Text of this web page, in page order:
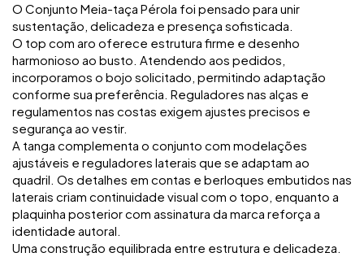
O Conjunto Meia-taça Pérola foi pensado para unir
sustentação, delicadeza e presença sofisticada.
O top com aro oferece estrutura firme e desenho
harmonioso ao busto. Atendendo aos pedidos,
incorporamos o bojo solicitado, permitindo adaptação
conforme sua preferência. Reguladores nas alças e
regulamentos nas costas exigem ajustes precisos e
segurança ao vestir.
A tanga complementa o conjunto com modelações
ajustáveis e reguladores laterais que se adaptam ao
quadril. Os detalhes em contas e berloques embutidos nas
laterais criam continuidade visual com o topo, enquanto a
plaquinha posterior com assinatura da marca reforça a
identidade autoral.
Uma construção equilibrada entre estrutura e delicadeza.